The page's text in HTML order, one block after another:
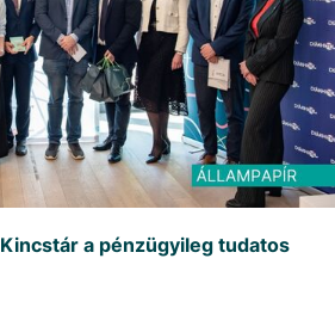
a pénzügyileg tudatos